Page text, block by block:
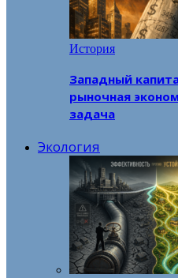
История
Западный
рыночная
задача
Экология